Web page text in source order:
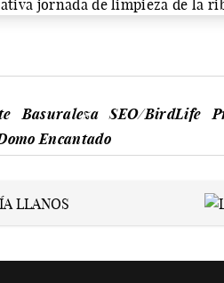
Basuraleza SEO/BirdLife
Encantado